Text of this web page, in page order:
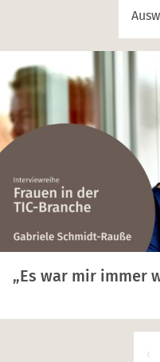
Zum Artikel: „Es war mir
„Es war mir immer
‹